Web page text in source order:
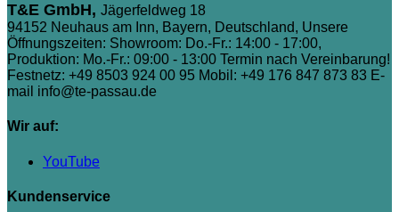
T&E GmbH, Jägerfeldweg 18
94152 Neuhaus am Inn, Bayern, Deutschland, Unsere
Öffnungszeiten: Showroom: Do.-Fr.: 14:00 - 17:00,
Produktion: Mo.-Fr.: 09:00 - 13:00 Termin nach Vereinbarung!
Festnetz: +49 8503 924 00 95 Mobil: +49 176 847 873 83 E-
mail info@te-passau.de
Wir auf:
YouTube
Kundenservice